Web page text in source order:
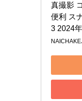
真撮影
便利 ス
3 2024